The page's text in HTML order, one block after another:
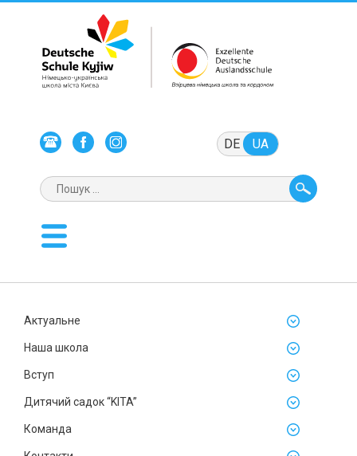
DE UA
Актуальне
Наша школа
Вступ
Дитячий садок “KITA”
Команда